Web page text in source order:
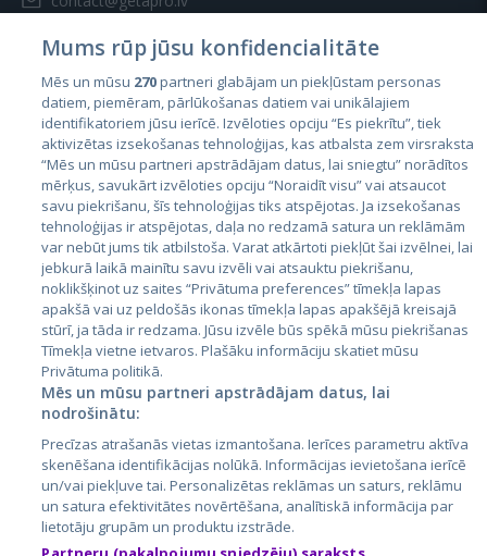
Valstis
Igaunija
Latvija
Lietuva
City24.lv
City24.ee
GetaPro.lv
GetaPro.ee
Skelbiu.lt
CVbankas.lt
Kainos.lt
Paslaugos.lt
auto24.ee
Mums rūp jūsu konfidencialitāte
Mēs un mūsu 270partneri glabājam un piekļūstam personas
datiem, piemēram, pārlūkošanas datiem vai unikālajiem
identifikatoriem jūsu ierīcē. Izvēloties opciju “Es piekrītu”, tiek
aktivizētas izsekošanas tehnoloģijas, kas atbalsta zem virsraksta
“Mēs un mūsu partneri apstrādājam datus, lai sniegtu” norādītos
mērķus, savukārt izvēloties opciju “Noraidīt visu” vai atsaucot
savu piekrišanu, šīs tehnoloģijas tiks atspējotas. Ja izsekošanas
tehnoloģijas ir atspējotas, daļa no redzamā satura un reklāmām
var nebūt jums tik atbilstoša. Varat atkārtoti piekļūt šai izvēlnei, lai
jebkurā laikā mainītu savu izvēli vai atsauktu piekrišanu,
noklikšķinot uz saites “Privātuma preferences” tīmekļa lapas
apakšā vai uz peldošās ikonas tīmekļa lapas apakšējā kreisajā
stūrī, ja tāda ir redzama. Jūsu izvēle būs spēkā mūsu piekrišanas
Tīmekļa vietne ietvaros. Plašāku informāciju skatiet mūsu
Privātuma politikā.
Mēs un mūsu partneri apstrādājam datus, lai
nodrošinātu:
Precīzas atrašanās vietas izmantošana. Ierīces parametru aktīva
skenēšana identifikācijas nolūkā. Informācijas ievietošana ierīcē
un/vai piekļuve tai. Personalizētas reklāmas un saturs, reklāmu
un satura efektivitātes novērtēšana, analītiskā informācija par
lietotāju grupām un produktu izstrāde.